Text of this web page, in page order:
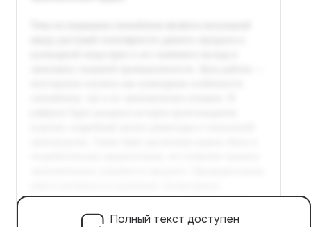
Полный текст доступен